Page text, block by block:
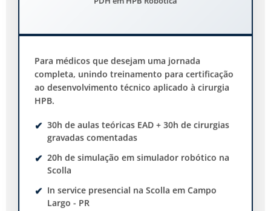
Para médicos que desejam uma jornada
completa, unindo treinamento para certificação
ao desenvolvimento técnico aplicado à cirurgia
HPB.
30h de aulas teóricas EAD + 30h de cirurgias
gravadas comentadas
20h de simulação em simulador robótico na
Scolla
In service presencial na Scolla em Campo
Largo - PR